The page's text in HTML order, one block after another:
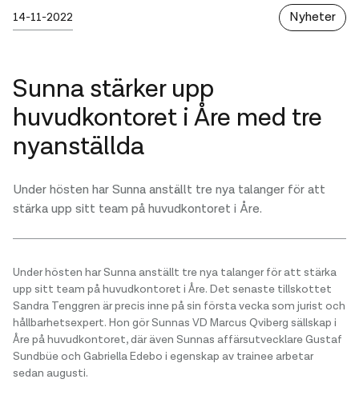
Publicerad
14-11-2022
Skrivet av :
sunna
Kategori Nyheter
Sunna stärker upp
huvudkontoret i Åre med tre
nyanställda
Under hösten har Sunna anställt tre nya talanger för att
stärka upp sitt team på huvudkontoret i Åre.
Under hösten har Sunna anställt tre nya talanger för att stärka
upp sitt team på huvudkontoret i Åre. Det senaste tillskottet
Sandra Tenggren är precis inne på sin första vecka som jurist och
hållbarhetsexpert. Hon gör Sunnas VD Marcus Qviberg sällskap i
Åre på huvudkontoret, där även Sunnas affärsutvecklare Gustaf
Sundbüe och Gabriella Edebo i egenskap av trainee arbetar
sedan augusti.